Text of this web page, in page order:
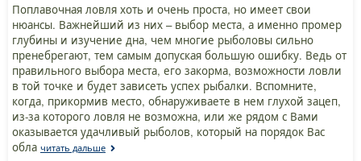
Поплавочная ловля хоть и очень проста, но имеет свои
нюансы. Важнейший из них – выбор места, а именно промер
глубины и изучение дна, чем многие рыболовы сильно
пренебрегают, тем самым допуская большую ошибку. Ведь от
правильного выбора места, его закорма, возможности ловли
в той точке и будет зависеть успех рыбалки. Вспомните,
когда, прикормив место, обнаруживаете в нем глухой зацеп,
из-за которого ловля не возможна, или же рядом с Вами
оказывается удачливый рыболов, который на порядок Вас
обла читать дальше